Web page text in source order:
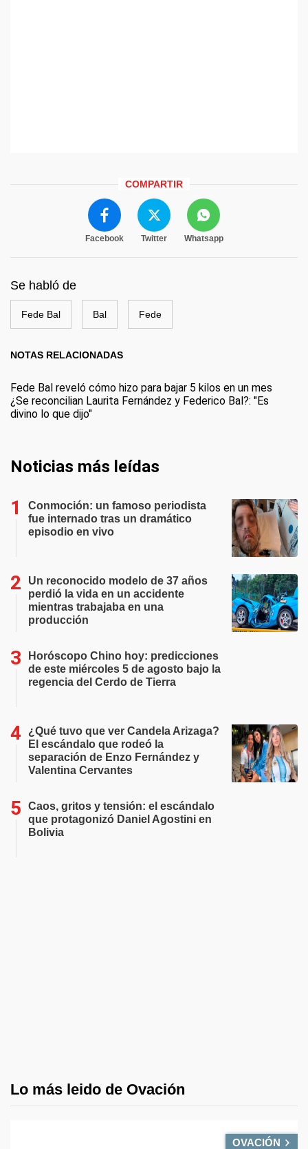
COMPARTIR
Facebook Twitter Whatsapp
Se habló de
Fede Bal Bal Fede
NOTAS RELACIONADAS
Fede Bal reveló cómo hizo para bajar 5 kilos en un mes
¿Se reconcilian Laurita Fernández y Federico Bal?: "Es
divino lo que dijo"
Noticias más leídas
Conmoción: un famoso periodista
fue internado tras un dramático
episodio en vivo
Un reconocido modelo de 37 años
perdió la vida en un accidente
mientras trabajaba en una
producción
Horóscopo Chino hoy: predicciones
de este miércoles 5 de agosto bajo la
regencia del Cerdo de Tierra
¿Qué tuvo que ver Candela Arizaga?
El escándalo que rodeó la
separación de Enzo Fernández y
Valentina Cervantes
Caos, gritos y tensión: el escándalo
que protagonizó Daniel Agostini en
Bolivia
Lo más leido de Ovación
OVACIÓN